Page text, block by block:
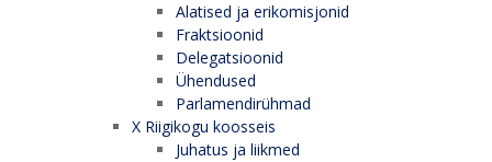
Alatised ja erikomisjonid
Fraktsioonid
Delegatsioonid
Ühendused
Parlamendirühmad
X Riigikogu koosseis
Juhatus ja liikmed